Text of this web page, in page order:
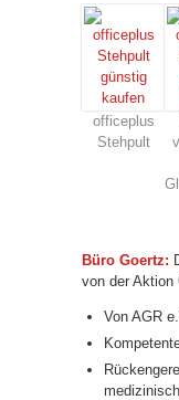
officeplus
Stehpult
Büro Goertz:
von der Aktion
Von AGR